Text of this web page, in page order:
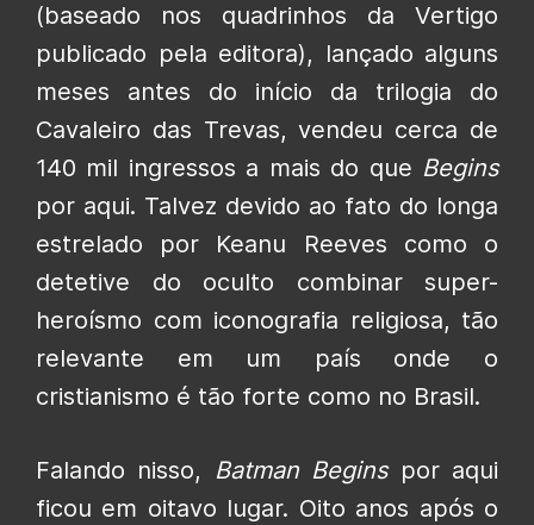
(baseado nos quadrinhos da Vertigo
publicado pela editora), lançado alguns
meses antes do início da trilogia do
Cavaleiro das Trevas, vendeu cerca de
140 mil ingressos a mais do que Begins
por aqui. Talvez devido ao fato do longa
estrelado por Keanu Reeves como o
detetive do oculto combinar super-
heroísmo com iconografia religiosa, tão
relevante em um país onde o
cristianismo é tão forte como no Brasil.
Falando nisso, Batman Beginspor aqui
ficou em oitavo lugar. Oito anos após o